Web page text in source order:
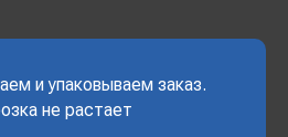
и упаковываем заказ.
не растает